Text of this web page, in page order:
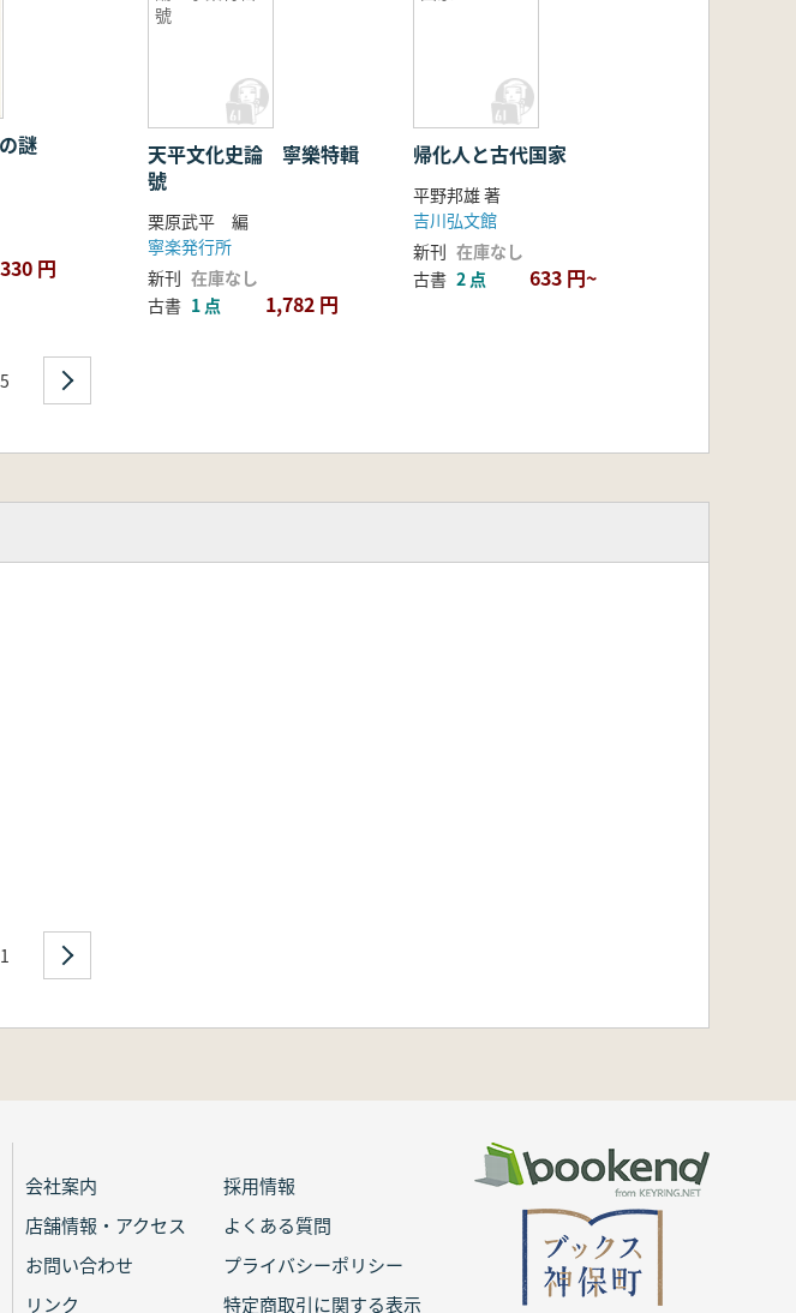
謎
330 円
號
天平文化史論 寧樂特輯
號
栗原武平 編
寧楽発行所
新刊 在庫なし
古書 1 点 1,782 円
帰化人と古代国家
平野邦雄 著
吉川弘文館
新刊 在庫なし
古書 2 点 633 円~
5
1
会社案内
採用情報
店舗情報・アクセス
よくある質問
お問い合わせ
プライバシーポリシー
リンク
特定商取引に関する表示